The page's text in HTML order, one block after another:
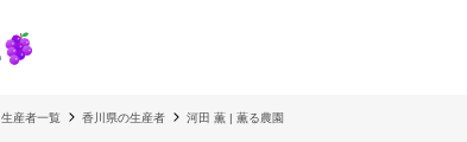
生産者一覧 香川県の生産者 河田 薫 | 薫る農園